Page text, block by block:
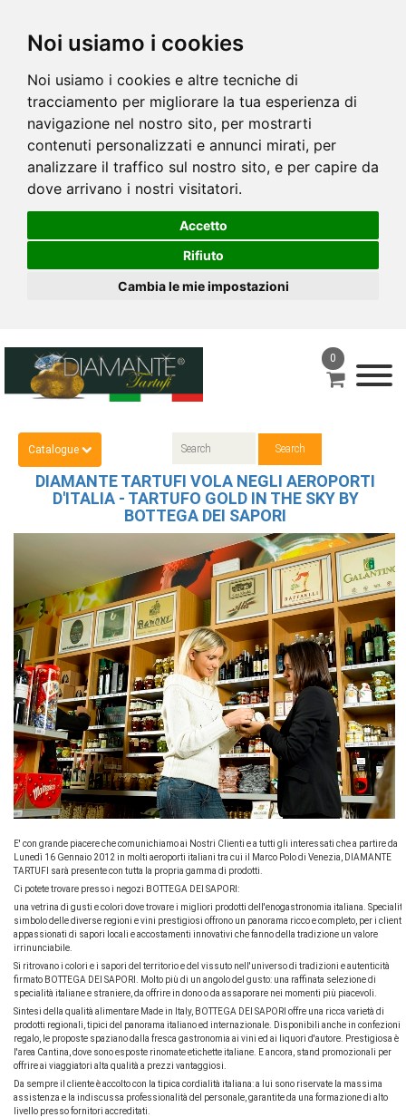
Noi usiamo i cookies
Noi usiamo i cookies e altre tecniche di
tracciamento per migliorare la tua esperienza di
navigazione nel nostro sito, per mostrarti
contenuti personalizzati e annunci mirati, per
analizzare il traffico sul nostro sito, e per capire da
dove arrivano i nostri visitatori.
Accetto
Rifiuto
Cambia le mie impostazioni
0
Catalogue
DIAMANTE TARTUFI VOLA NEGLI AEROPORTI
D'ITALIA - TARTUFO GOLD IN THE SKY BY
BOTTEGA DEI SAPORI
E' con grande piacere che comunichiamo ai Nostri Clienti e a tutti gli interessati che a partire da
Lunedì 16 Gennaio 2012 in molti aeroporti italiani tra cui il Marco Polo di Venezia, DIAMANTE
TARTUFI sarà presente con tutta la propria gamma di prodotti.
Ci potete trovare presso i negozi BOTTEGA DEI SAPORI:
una vetrina di gusti e colori dove trovare i migliori prodotti dell'enogastronomia italiana. Specialità
simbolo delle diverse regioni e vini prestigiosi offrono un panorama ricco e completo, per i clienti
appassionati di sapori locali e accostamenti innovativi che fanno della tradizione un valore
irrinunciabile.
Si ritrovano i colori e i sapori del territorio e del vissuto nell'universo di tradizioni e autenticità
firmato BOTTEGA DEI SAPORI. Molto più di un angolo del gusto: una raffinata selezione di
specialità italiane e straniere, da offrire in dono o da assaporare nei momenti più piacevoli.
Sintesi della qualità alimentare Made in Italy, BOTTEGA DEI SAPORI offre una ricca varietà di
prodotti regionali, tipici del panorama italiano ed internazionale. Disponibili anche in confezioni
regalo, le proposte spaziano dalla fresca gastronomia ai vini ed ai liquori d'autore. Prestigiosa è
l'area Cantina, dove sono esposte rinomate etichette italiane. E ancora, stand promozionali per
offrire ai viaggiatori alta qualità a prezzi vantaggiosi.
Da sempre il cliente è accolto con la tipica cordialità italiana: a lui sono riservate la massima
assistenza e la indiscussa professionalità del personale, garantite da una formazione di alto
livello presso fornitori accreditati.